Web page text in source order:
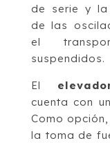
de serie y la
de las
el
suspendidos.
El
cuenta con
Como
la toma de